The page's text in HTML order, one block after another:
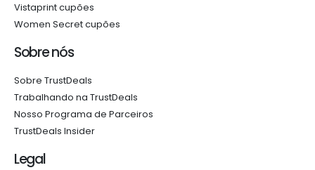
Vistaprint cupões
Women Secret cupões
Sobre nós
Sobre TrustDeals
Trabalhando na TrustDeals
Nosso Programa de Parceiros
TrustDeals Insider
Legal